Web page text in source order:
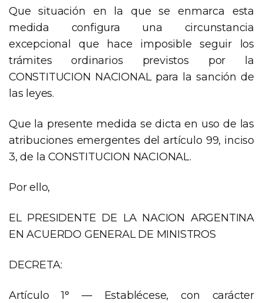
Que situación en la que se enmarca esta
medida configura una circunstancia
excepcional que hace imposible seguir los
trámites ordinarios previstos por la
CONSTITUCION NACIONAL para la sanción de
las leyes.
Que la presente medida se dicta en uso de las
atribuciones emergentes del artículo 99, inciso
3, de la CONSTITUCION NACIONAL.
Por ello,
EL PRESIDENTE DE LA NACION ARGENTINA
EN ACUERDO GENERAL DE MINISTROS
DECRETA:
Artículo 1° — Establécese, con carácter